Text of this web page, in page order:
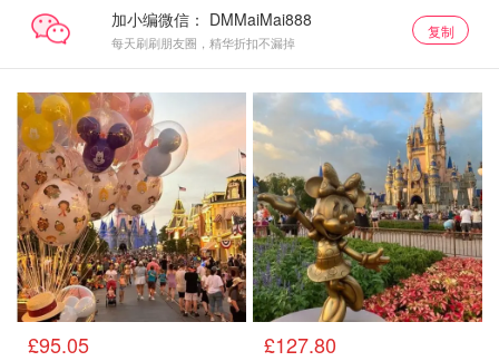
加小编微信：
每天刷刷朋友圈，精华折扣不漏掉
复制
£95.05 £127.80